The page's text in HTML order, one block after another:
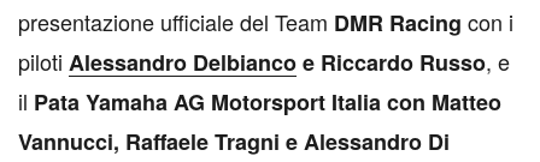
presentazione ufficiale del Team DMR Racing con i
piloti Alessandro Delbiancoe Riccardo Russo, e
il Pata Yamaha AG Motorsport Italia con Matteo
Vannucci, Raffaele Tragni e Alessandro Di